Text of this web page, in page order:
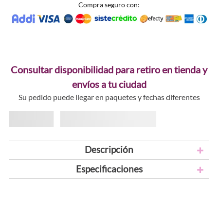
Compra seguro con:
Consultar disponibilidad para retiro en tienda y
envíos a tu ciudad
Su pedido puede llegar en paquetes y fechas diferentes
Descripción
Especificaciones